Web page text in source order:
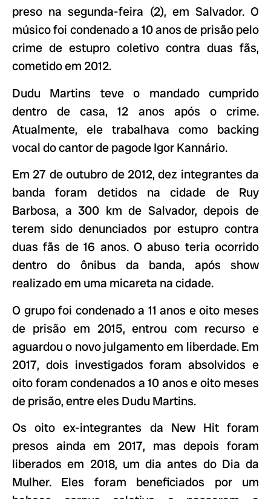
preso na segunda-feira (2), em Salvador. O
músico foi condenado a 10 anos de prisão pelo
crime de estupro coletivo contra duas fãs,
cometido em 2012.
Dudu Martins teve o mandado cumprido
dentro de casa, 12 anos após o crime.
Atualmente, ele trabalhava como backing
vocal do cantor de pagode Igor Kannário.
Em 27 de outubro de 2012, dez integrantes da
banda foram detidos na cidade de Ruy
Barbosa, a 300 km de Salvador, depois de
terem sido denunciados por estupro contra
duas fãs de 16 anos. O abuso teria ocorrido
dentro do ônibus da banda, após show
realizado em uma micareta na cidade.
O grupo foi condenado a 11 anos e oito meses
de prisão em 2015, entrou com recurso e
aguardou o novo julgamento em liberdade. Em
2017, dois investigados foram absolvidos e
oito foram condenados a 10 anos e oito meses
de prisão, entre eles Dudu Martins.
Os oito ex-integrantes da New Hit foram
presos ainda em 2017, mas depois foram
liberados em 2018, um dia antes do Dia da
Mulher. Eles foram beneficiados por um